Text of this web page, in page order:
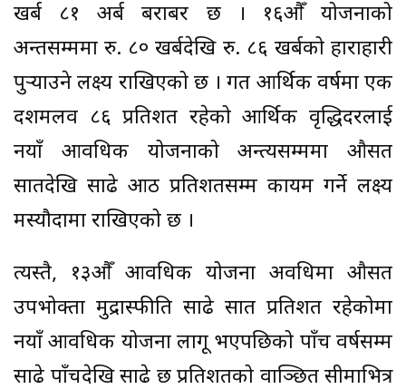
खर्ब ८१ अर्ब बराबर छ । १६औँ योजनाको
अन्तसम्ममा रु. ८० खर्बदेखि रु. ८६ खर्बको हाराहारी
पुर्‍याउने लक्ष्य राखिएको छ । गत आर्थिक वर्षमा एक
दशमलव ८६ प्रतिशत रहेको आर्थिक वृद्धिदरलाई
नयाँ आवधिक योजनाको अन्त्यसम्ममा औसत
सातदेखि साढे आठ प्रतिशतसम्म कायम गर्ने लक्ष्य
मस्यौदामा राखिएको छ ।
त्यस्तै, १३औँ आवधिक योजना अवधिमा औसत
उपभोक्ता मुद्रास्फीति साढे सात प्रतिशत रहेकोमा
नयाँ आवधिक योजना लागू भएपछिको पाँच वर्षसम्म
साढे पाँचदेखि साढे छ प्रतिशतको वाञ्छित सीमाभित्र